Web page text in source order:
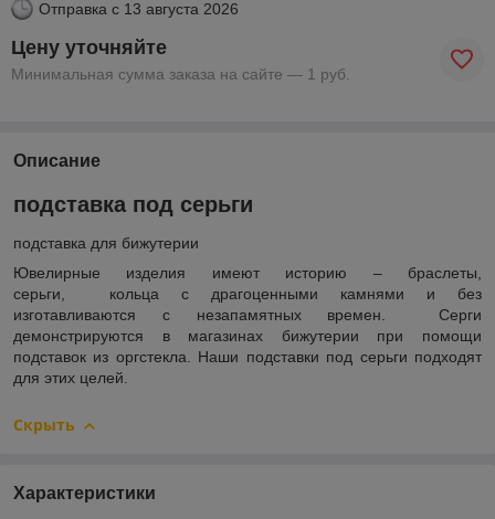
Отправка с 13 августа 2026
Цену уточняйте
Минимальная сумма заказа на сайте — 1 руб.
Описание
подставка под серьги
подставка для бижутерии
Ювелирные изделия имеют историю – браслеты,
серьги, кольца с драгоценными камнями и без
изготавливаются с незапамятных времен. Серги
демонстрируются в магазинах бижутерии при помощи
подставок из оргстекла. Наши подставки под серьги подходят
для этих целей.
Скрыть
Характеристики